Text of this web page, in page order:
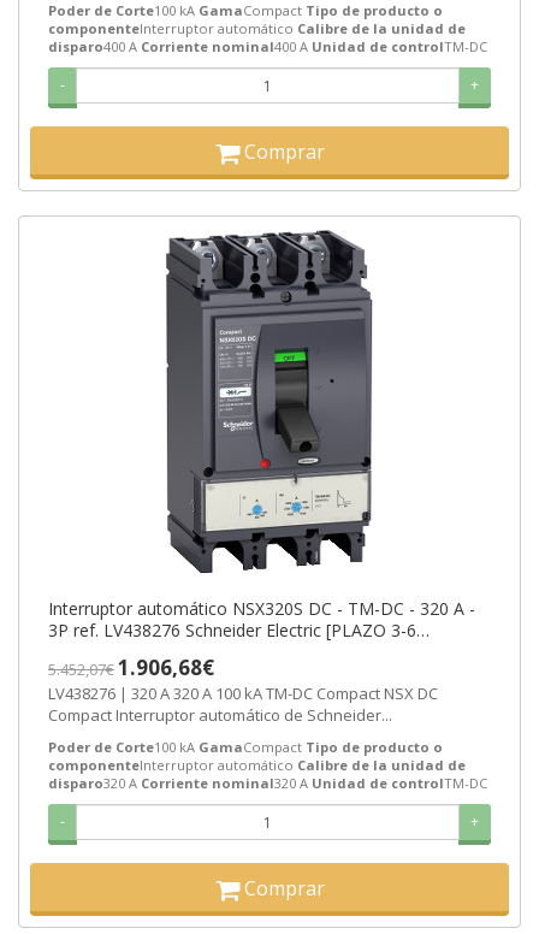
Poder de Corte100 kA GamaCompact Tipo de producto o
componenteInterruptor automático Calibre de la unidad de
disparo400 A Corriente nominal400 A Unidad de controlTM-DC
- +
Comprar
Interruptor automático NSX320S DC - TM-DC - 320 A -
3P ref. LV438276 Schneider Electric [PLAZO 3-6
5.452,07€1.906,68€
LV438276 | 320 A 320 A 100 kA TM-DC Compact NSX DC
Compact Interruptor automático de Schneider...
Poder de Corte100 kA GamaCompact Tipo de producto o
componenteInterruptor automático Calibre de la unidad de
disparo320 A Corriente nominal320 A Unidad de controlTM-DC
- +
Comprar